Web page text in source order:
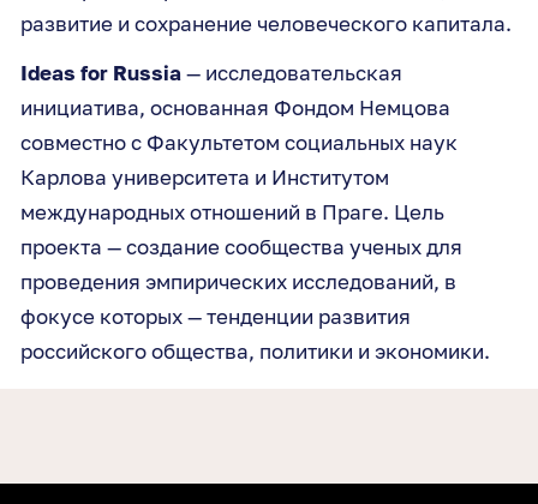
развитие и сохранение человеческого капитала.
Ideas for Russia— исследовательская
инициатива, основанная Фондом Немцова
совместно с Факультетом социальных наук
Карлова университета и Институтом
международных отношений в Праге. Цель
проекта — создание сообщества ученых для
проведения эмпирических исследований, в
фокусе которых — тенденции развития
российского общества, политики и экономики.